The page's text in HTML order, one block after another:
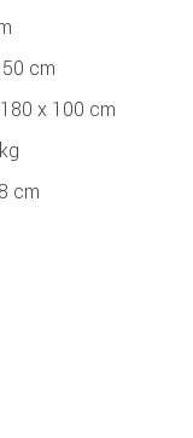
cm
x 100 cm
cm